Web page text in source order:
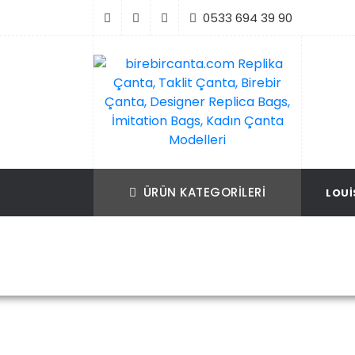
0533 694 39 90
Bags, Kadın Çanta Modelleri
ÜRÜN KATEGORILERI